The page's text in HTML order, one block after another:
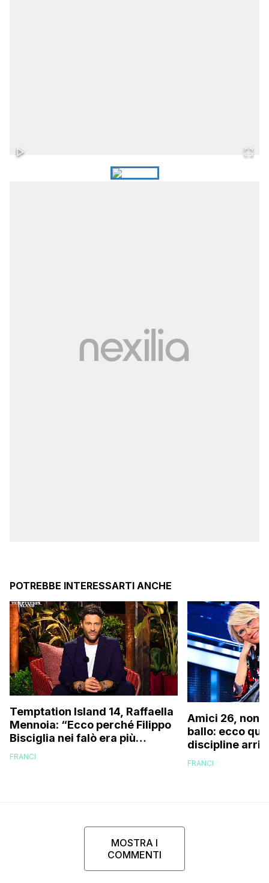
POTREBBE INTERESSARTI ANCHE
Temptation Island 14, Raffaella
Mennoia: “Ecco perché Filippo
Bisciglia nei falò era più
coinvolto del solito”
FRANCI
Amici 26, non
ballo: ecco
discipline
scuola!
FRANCI
MOSTRA I
COMMENTI